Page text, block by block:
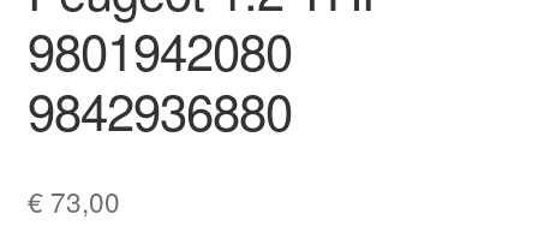
9801942080
9842936880
€ 73,00